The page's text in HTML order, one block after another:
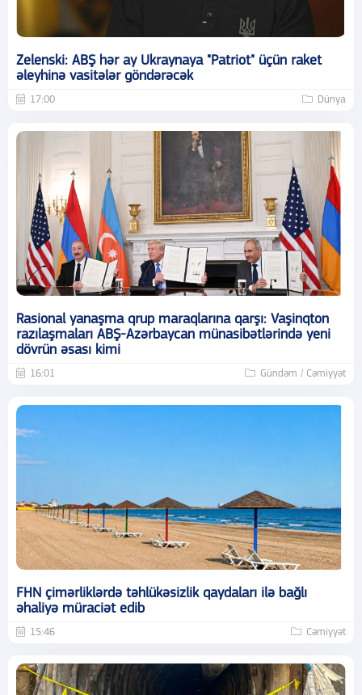
Zelenski: ABŞ hər ay Ukraynaya "Patriot" üçün raket
əleyhinə vasitələr göndərəcək
17:00 Dünya
Rasional yanaşma qrup maraqlarına qarşı: Vaşinqton
razılaşmaları ABŞ-Azərbaycan münasibətlərində yeni
dövrün əsası kimi
16:01 Gündəm / Cəmiyyət
FHN çimərliklərdə təhlükəsizlik qaydaları ilə bağlı
əhaliyə müraciət edib
15:46 Cəmiyyət